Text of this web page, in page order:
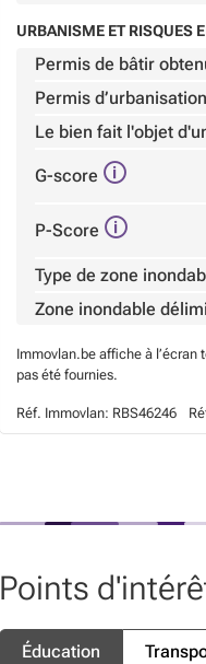
URBANISME ET RISQUES
Permis de bâtir
Permis
Le bien fait l'objet
G-score
P-Score
Type de zone
Zone inondable
Immovlan.be affiche à l’écran
pas été fournies.
Réf. Immovlan: RBS46246
Points
Éducation